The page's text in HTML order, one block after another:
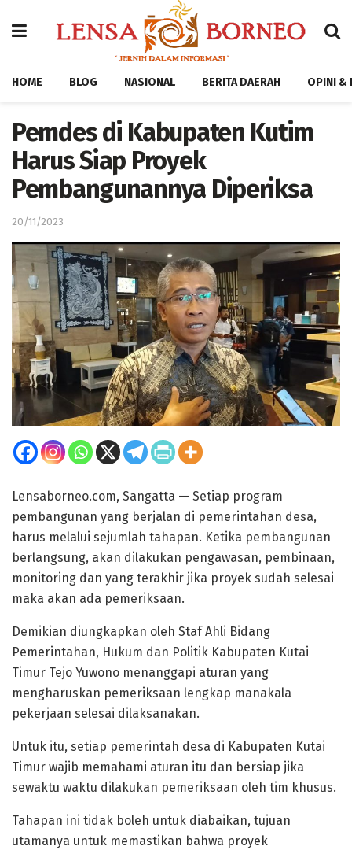
HOME BLOG NASIONAL BERITA DAERAH OPINI &
Pemdes di Kabupaten Kutim
Harus Siap Proyek
Pembangunannya Diperiksa
20/11/2023
Lensaborneo.com, Sangatta — Setiap program
pembangunan yang berjalan di pemerintahan desa,
harus melalui sejumlah tahapan. Ketika pembangunan
berlangsung, akan dilakukan pengawasan, pembinaan,
monitoring dan yang terakhir jika proyek sudah selesai
maka akan ada pemeriksaan.
Demikian diungkapkan oleh Staf Ahli Bidang
Pemerintahan, Hukum dan Politik Kabupaten Kutai
Timur Tejo Yuwono menanggapi aturan yang
mengharuskan pemeriksaan lengkap manakala
pekerjaan selesai dilaksanakan.
Untuk itu, setiap pemerintah desa di Kabupaten Kutai
Timur wajib memahami aturan itu dan bersiap jika
sewaktu waktu dilakukan pemeriksaan oleh tim khusus.
Tahapan ini tidak boleh untuk diabaikan, tujuan
utamanya untuk memastikan bahwa proyek